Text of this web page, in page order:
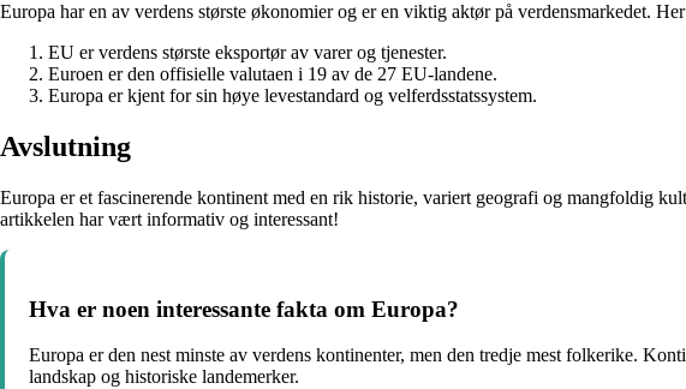
Europa har en av verdens største økonomier og er en viktig aktør på verdensmarkedet.
EU er verdens største eksportør av varer og tjenester.
Euroen er den offisielle valutaen i 19 av de 27 EU-landene.
Europa er kjent for sin høye levestandard og velferdsstatssystem.
Avslutning
Europa er et fascinerende kontinent med en rik historie, variert geografi og mangfoldig
artikkelen har vært informativ og interessant!
Hva er noen interessante fakta om Europa?
Europa er den nest minste av verdens kontinenter, men den tredje mest folkerike.
landskap og historiske landemerker.